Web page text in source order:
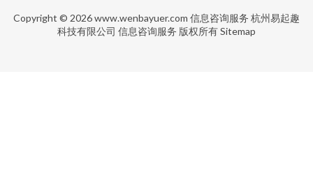
Copyright © 2026www.wenbayuer.com 信息咨询服务 杭州易起趣
科技有限公司 信息咨询服务 版权所有Sitemap